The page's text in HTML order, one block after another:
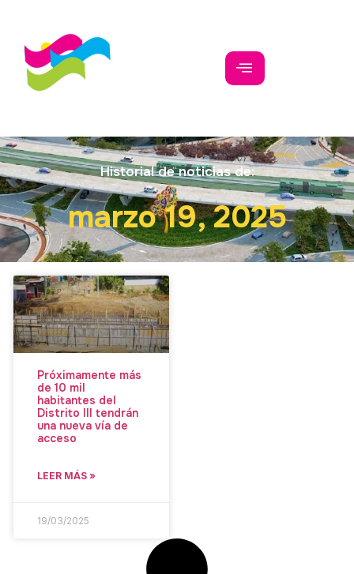
Historial de noticias de:
marzo 19, 2025
Próximamente más
de 10 mil
habitantes del
Distrito III tendrán
una nueva vía de
acceso
LEER MÁS »
19/03/2025